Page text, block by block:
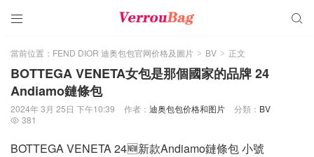
 
當前位置： FEND DIOR 迪奥包包官网价格及圖片 > BV > 正文
BOTTEGA VENETA女包是那個國家的品牌 24
Andiamo鏈條包
2024年 3月 25日 下午10:39 作者： 迪奥包包价格和图片 分類： BV
 381
BOTTEGA VENETA 24🆕新款Andiamo鏈條包 小號